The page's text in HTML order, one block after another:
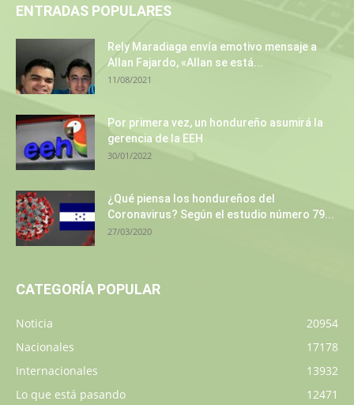
ENTRADAS POPULARES
Rely Maradiaga envía emotivo mensaje a
Allan Fajardo, «Allan se está...
11/08/2021
Por primera vez, un hondureño asumirá la
gerencia de la EEH
30/01/2022
¿Qué piensa los hondureños del
Coronavirus? Según el estudio número 79...
27/03/2020
CATEGORÍA POPULAR
Noticia
20954
Nacionales
17178
Internacionales
13932
Lo que está pasando
12471